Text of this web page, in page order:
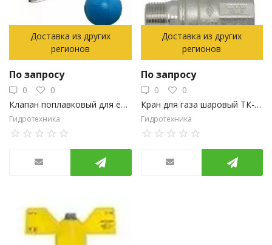
Доставка из других
регионов
По запросу
0
0
Клапан поплавковый для ёмкости 1/2
Гидротехника
Доставка из других
регионов
По запросу
0
0
Кран для газа шаровый ТК-GAS Внутренняя/наружная резьба 3/4" "бабочка"
Гидротехника